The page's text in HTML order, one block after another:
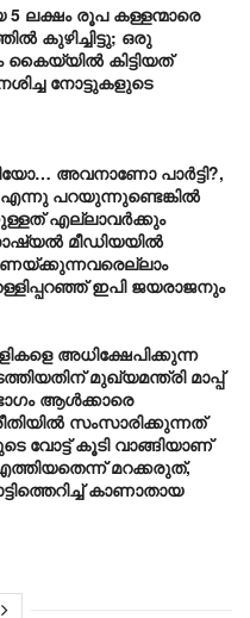
5 ലക്ഷം രൂപ കള്ളന്മാരെ
കുഴിച്ചിട്ടു; ഒരു
കൈയ്യിൽ കിട്ടിയത്
നോട്ടുകളുടെ
അവനാണോ പാർട്ടി?,
എന്നു പറയുന്നുണ്ടെങ്കിൽ
എല്ലാവർക്കും
മീഡിയയിൽ
ഇപി ജയരാജനും
അധിക്ഷേപിക്കുന്ന
മുഖ്യമന്ത്രി മാപ്പ്
ആൾക്കാരെ
സംസാരിക്കുന്നത്
വോട്ട് കൂടി വാങ്ങിയാണ്
മറക്കരുത്,
കാണാതായ